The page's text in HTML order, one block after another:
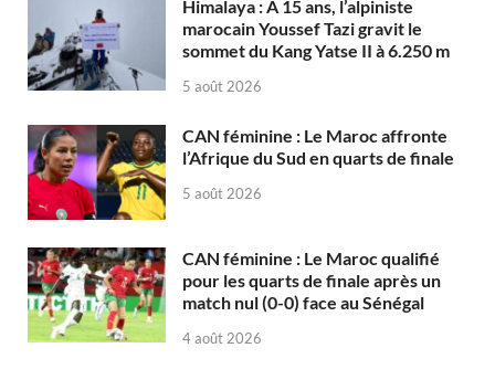
Himalaya : À 15 ans, l’alpiniste
marocain Youssef Tazi gravit le
sommet du Kang Yatse II à 6.250 m
5 août 2026
CAN féminine : Le Maroc affronte
l’Afrique du Sud en quarts de finale
5 août 2026
CAN féminine : Le Maroc qualifié
pour les quarts de finale après un
match nul (0-0) face au Sénégal
4 août 2026